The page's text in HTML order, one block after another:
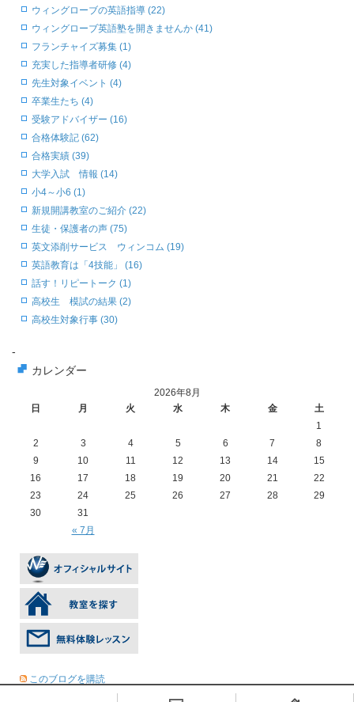
ウィングローブの英語指導 (22)
ウィングローブ英語塾を開きませんか (41)
フランチャイズ募集 (1)
充実した指導者研修 (4)
先生対象イベント (4)
卒業生たち (4)
受験アドバイザー (16)
合格体験記 (62)
合格実績 (39)
大学入試 情報 (14)
小4～小6 (1)
新規開講教室のご紹介 (22)
生徒・保護者の声 (75)
英文添削サービス ウィンコム (19)
英語教育は「4技能」 (16)
話す！リピートーク (1)
高校生 模試の結果 (2)
高校生対象行事 (30)
-
カレンダー
2026年8月
日
月 火 水 木 金 土
« 7月
1
2
3 4 5 6 7
8
9
10 11 12 13 14
15
16
17 18 19 20 21
22
23
24 25 26 27 28
29
30
31
このブログを購読